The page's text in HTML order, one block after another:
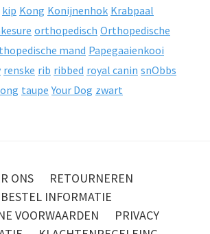
kip Kong Konijnenhok Krabpaal
orthopedisch Orthopedische
mand Papegaaienkooi
renske rib ribbed royal canin snObbs
taupe Your Dog zwart
ONS
RETOURNEREN
BESTEL INFORMATIE
VOORWAARDEN
PRIVACY